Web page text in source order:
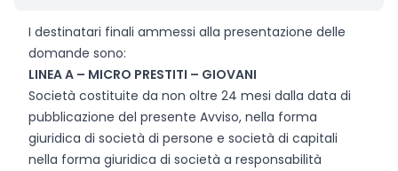
I destinatari finali ammessi alla presentazione delle
domande sono:
LINEA A – MICRO PRESTITI – GIOVANI
Società costituite da non oltre 24 mesi dalla data di
pubblicazione del presente Avviso, nella forma
giuridica di società di persone e società di capitali
nella forma giuridica di società a responsabilità